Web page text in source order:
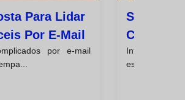
Para Lidar
Por E-Mail
por e-mail
Sinais
Clientes
Com Eles
essencial de